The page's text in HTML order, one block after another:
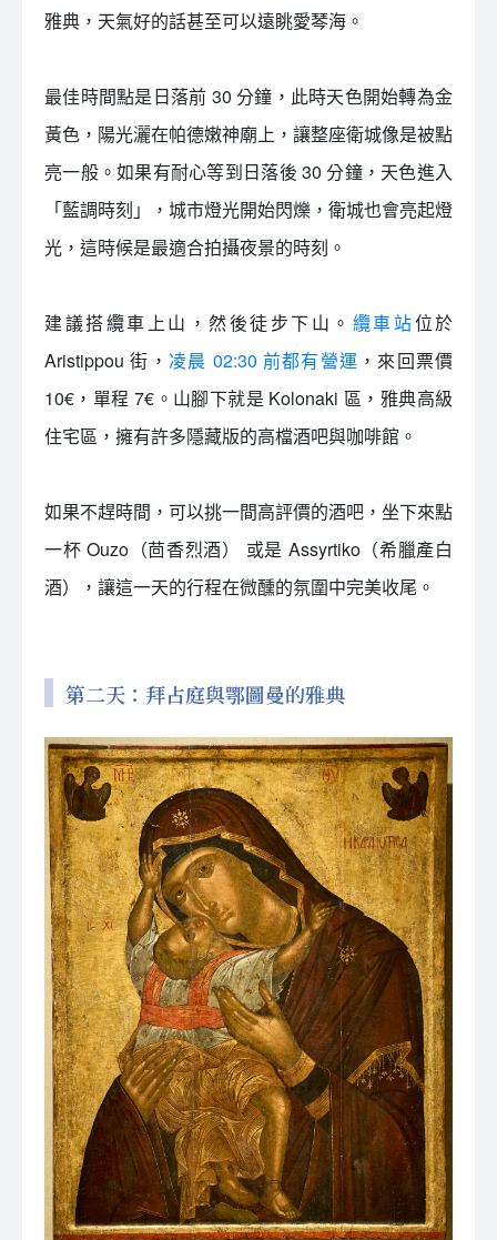
雅典，天氣好的話甚至可以遠眺愛琴海。
最佳時間點是日落前 30 分鐘，此時天色開始轉為金
黃色，陽光灑在帕德嫩神廟上，讓整座衛城像是被點
亮一般。如果有耐心等到日落後 30 分鐘，天色進入
「藍調時刻」，城市燈光開始閃爍，衛城也會亮起燈
光，這時候是最適合拍攝夜景的時刻。
建議搭纜車上山，然後徒步下山。 纜車站位於
Aristippou 街， 凌晨 02:30 前都有營運 ，來回票價
10€，單程 7€。山腳下就是 Kolonaki 區，雅典高級
住宅區，擁有許多隱藏版的高檔酒吧與咖啡館。
如果不趕時間，可以挑一間高評價的酒吧，坐下來點
一杯 Ouzo（茴香烈酒） 或是 Assyrtiko（希臘產白
酒），讓這一天的行程在微醺的氛圍中完美收尾。
第二天：拜占庭與鄂圖曼的雅典